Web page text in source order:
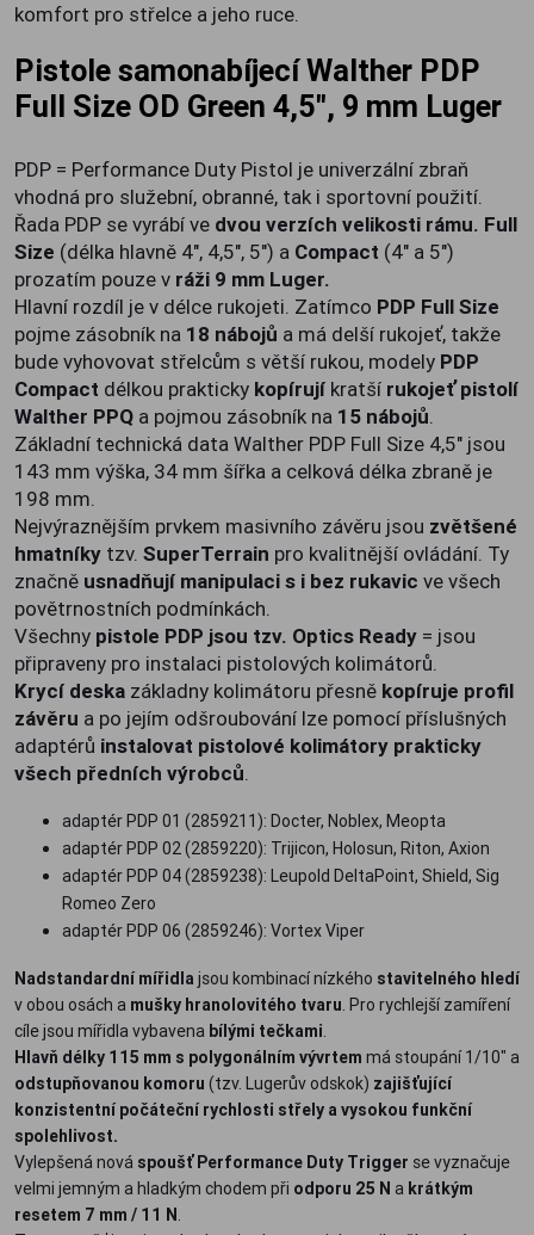
komfort pro střelce a jeho ruce.
Pistole samonabíjecí Walther PDP
Full Size OD Green 4,5", 9 mm Luger
PDP = Performance Duty Pistol je univerzální zbraň
vhodná pro služební, obranné, tak i sportovní použití.
Řada PDP se vyrábí ve dvou verzích velikosti rámu. Full
Size (délka hlavně 4", 4,5", 5") a Compact (4" a 5")
prozatím pouze v ráži 9 mm Luger.
Hlavní rozdíl je v délce rukojeti. Zatímco PDP Full Size
pojme zásobník na 18 nábojů a má delší rukojeť, takže
bude vyhovovat střelcům s větší rukou, modely PDP
Compact délkou prakticky kopírují kratší rukojeť pistolí
Walther PPQ a pojmou zásobník na 15 nábojů.
Základní technická data Walther PDP Full Size 4,5" jsou
143 mm výška, 34 mm šířka a celková délka zbraně je
198 mm.
Nejvýraznějším prvkem masivního závěru jsou zvětšené
hmatníky tzv. SuperTerrain pro kvalitnější ovládání. Ty
značně usnadňují manipulaci s i bez rukavic ve všech
povětrnostních podmínkách.
Všechny pistole PDP jsou tzv. Optics Ready = jsou
připraveny pro instalaci pistolových kolimátorů.
Krycí deska základny kolimátoru přesně kopíruje profil
závěru a po jejím odšroubování lze pomocí příslušných
adaptérů instalovat pistolové kolimátory prakticky
všech předních výrobců.
adaptér PDP 01 (2859211): Docter, Noblex, Meopta
adaptér PDP 02 (2859220): Trijicon, Holosun, Riton, Axion
adaptér PDP 04 (2859238): Leupold DeltaPoint, Shield, Sig
Romeo Zero
adaptér PDP 06 (2859246): Vortex Viper
Nadstandardní mířidla jsou kombinací nízkého stavitelného hledí
v obou osách a mušky hranolovitého tvaru. Pro rychlejší zamíření
cíle jsou mířidla vybavena bílými tečkami.
Hlavň délky 115 mm s polygonálním vývrtem má stoupání 1/10" a
odstupňovanou komoru (tzv. Lugerův odskok) zajišťující
konzistentní počáteční rychlosti střely a vysokou funkční
spolehlivost.
Vylepšená nová spoušť Performance Duty Trigger se vyznačuje
velmi jemným a hladkým chodem při odporu 25 N a krátkým
resetem 7 mm / 11 N.